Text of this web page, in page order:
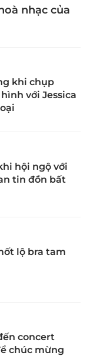
nhạc của
khi chụp
với Jessica
hội ngộ với
tin đồn bất
lộ bra tam
concert
chúc mừng